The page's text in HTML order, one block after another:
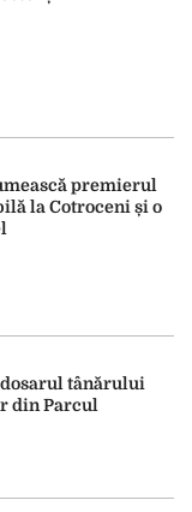
premierul
la Cotroceni și o
tânărului
din Parcul